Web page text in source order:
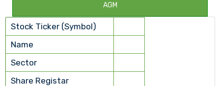
AGM
Stock Ticker (Symbol)
Name
Sector
Share Registar